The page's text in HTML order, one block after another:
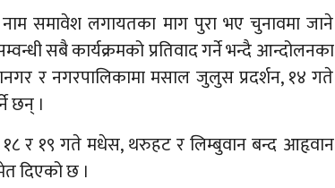
समावेश लगायतका माग पुरा भए चुनावमा जाने
सबै कार्यक्रमको प्रतिवाद गर्ने भन्दै आन्दोलनका
र नगरपालिकामा मसाल जुलुस प्रदर्शन, १४ गते
छन् ।
१८ र १९ गते मधेस, थरुहट र लिम्बुवान बन्द आहृवान
दिएको छ ।